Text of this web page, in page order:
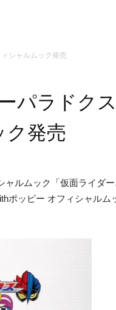
シャルムック発売
パラドクス
発売
ャルムック「仮面ライダ
ポッピー オフィシャルム